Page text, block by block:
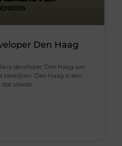
Den Haag
developer Den Haag aan
bedrijven. Den Haag is een
steeds